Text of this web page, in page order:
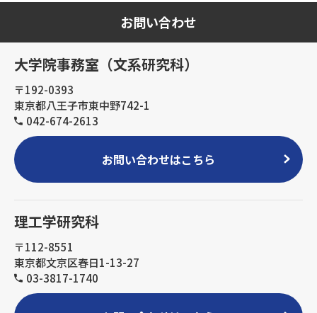
お問い合わせ
大学院事務室（文系研究科）
〒192-0393
東京都八王子市東中野742-1
042-674-2613
お問い合わせはこちら
理工学研究科
〒112-8551
東京都文京区春日1-13-27
03-3817-1740